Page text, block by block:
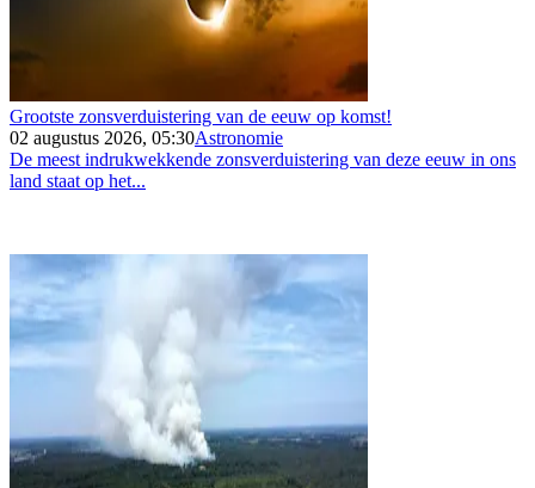
Grootste zonsverduistering van de eeuw op komst!
02 augustus 2026, 05:30Astronomie
De meest indrukwekkende zonsverduistering van deze eeuw in ons
land staat op het...